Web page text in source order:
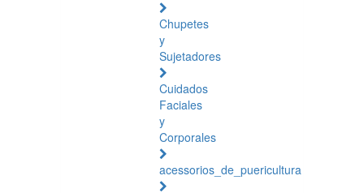
Chupetes
y
Sujetadores
Cuidados
Faciales
y
Corporales
acessorios_de_puericultura